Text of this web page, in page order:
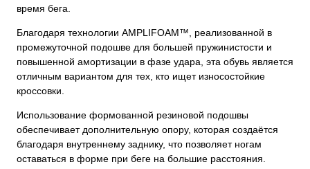
время бега.
Благодаря технологии AMPLIFOAM™, реализованной в
промежуточной подошве для большей пружинистости и
повышенной амортизации в фазе удара, эта обувь является
отличным вариантом для тех, кто ищет износостойкие
кроссовки.
Использование формованной резиновой подошвы
обеспечивает дополнительную опору, которая создаётся
благодаря внутреннему заднику, что позволяет ногам
оставаться в форме при беге на большие расстояния.